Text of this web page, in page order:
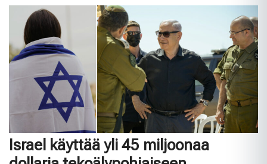
Israel käyttää yli 45 miljoonaa